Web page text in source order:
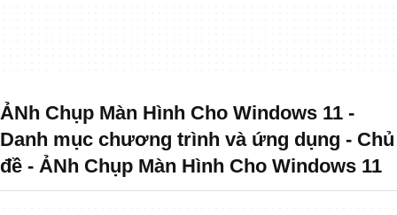
ẢNh Chụp Màn Hình Cho Windows 11 -
Danh mục chương trình và ứng dụng - Chủ
đề - ẢNh Chụp Màn Hình Cho Windows 11